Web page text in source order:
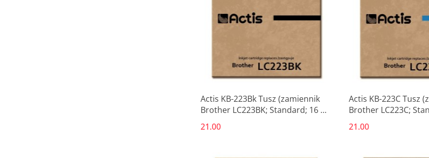
Actis KB-223Bk Tusz (zamiennik
Brother LC223BK; Standard; 16 ml;
czarny)
21.00
Actis KB-223C Tusz
Brother LC223C;
niebieski)
21.00